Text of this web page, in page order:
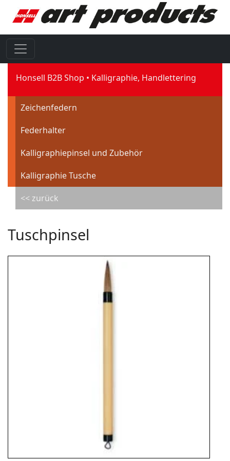
Honsell B2B Shop Kalligraphie, Handlettering
Zeichenfedern
Federhalter
Kalligraphiepinsel und Zubehör
Kalligraphie Tusche
<< zurück
Tuschpinsel